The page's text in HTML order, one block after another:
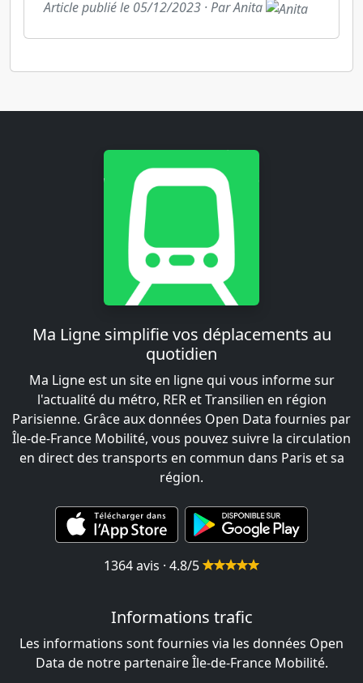
Article publié le 05/12/2023 · Par Anita
Ma Ligne simplifie vos déplacements au
quotidien
Ma Ligne est un site en ligne qui vous informe sur
l'actualité du métro, RER et Transilien en région
Parisienne. Grâce aux données Open Data fournies par
Île-de-France Mobilité, vous pouvez suivre la circulation
en direct des transports en commun dans Paris et sa
région.
1364 avis · 4.8/5
Informations trafic
Les informations sont fournies via les données Open
Data de notre partenaire Île-de-France Mobilité.